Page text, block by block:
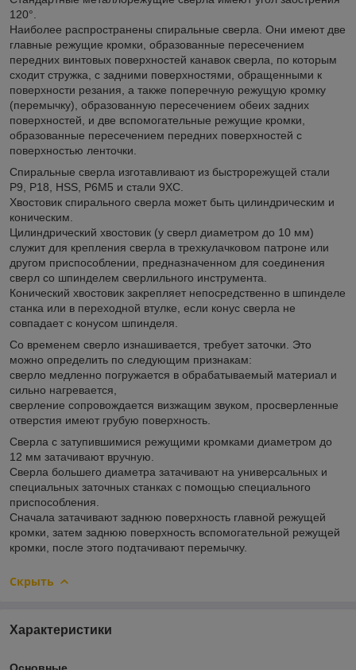
120°.
Наиболее распространены спиральные сверла. Они имеют две
главные режущие кромки, образованные пересечением
передних винтовых поверхностей канавок сверла, по которым
сходит стружка, с задними поверхностями, обращенными к
поверхности резания, а также поперечную режущую кромку
(перемычку), образованную пересечением обеих задних
поверхностей, и две вспомогательные режущие кромки,
образованные пересечением передних поверхностей с
поверхностью ленточки.
Спиральные сверла изготавливают из быстрорежущей стали
Р9, Р18, HSS, Р6М5 и стали 9ХС.
Хвостовик спирального сверла может быть цилиндрическим и
коническим.
Цилиндрический хвостовик (у сверл диаметром до 10 мм)
служит для крепления сверла в трехкулачковом патроне или
другом приспособлении, предназначенном для соединения
сверл со шпинделем сверлильного инструмента.
Конический хвостовик закрепляет непосредственно в шпинделе
станка или в переходной втулке, если конус сверла не
совпадает с конусом шпинделя.
Со временем сверло изнашивается, требует заточки. Это
можно определить по следующим признакам:
сверло медленно погружается в обрабатываемый материал и
сильно нагревается,
сверление сопровождается визжащим звуком, просверленные
отверстия имеют грубую поверхность.
Сверла с затупившимися режущими кромками диаметром до
12 мм затачивают вручную.
Сверла большего диаметра затачивают на универсальных и
специальных заточных станках с помощью специального
приспособления.
Сначала затачивают заднюю поверхность главной режущей
кромки, затем заднюю поверхность вспомогательной режущей
кромки, после этого подтачивают перемычку.
Скрыть
Характеристики
Основные